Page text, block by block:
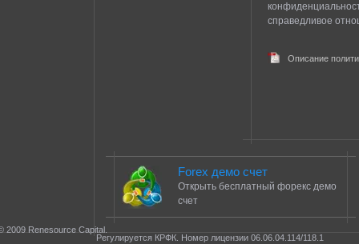
справедливое
Описание
Forex демо счет
Открыть бесплатный форекс демо
счет
2009 Renesource Capital.
Регулируется КРФК. Номер лицензии 06.06.04.114/118.1